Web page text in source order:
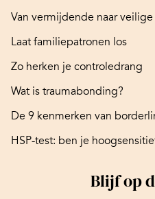
Van vermijdende naar
Laat familiepatronen los
Zo herken je controledrang
Wat is traumabonding?
De 9 kenmerken van
HSP-test: ben je
Blijf op